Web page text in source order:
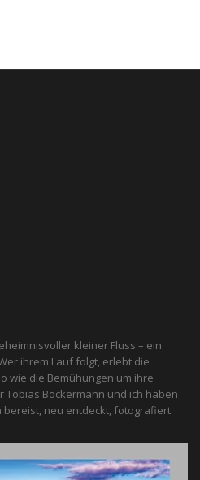
kleiner Fluss – ein
ihrem Lauf folgt, erlebt die
wie die Bemühungen um ihre
Tobias Böckermann und ich haben
bereist, neu entdeckt, fotografiert